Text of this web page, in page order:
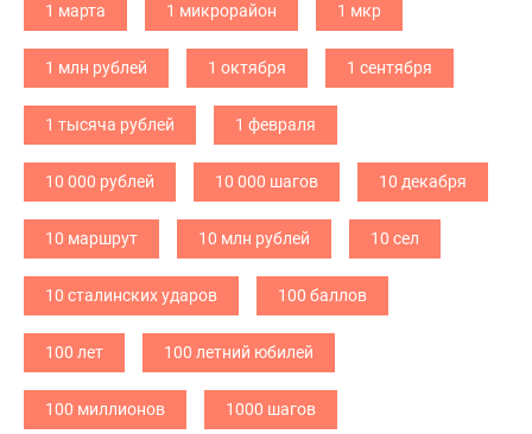
1 марта 1 микрорайон 1 мкр
1 млн рублей 1 октября 1 сентября
1 тысяча рублей 1 февраля
10 000 рублей 10 000 шагов 10 декабря
10 маршрут 10 млн рублей 10 сел
10 сталинских ударов 100 баллов
100 лет 100 летний юбилей
100 миллионов 1000 шагов